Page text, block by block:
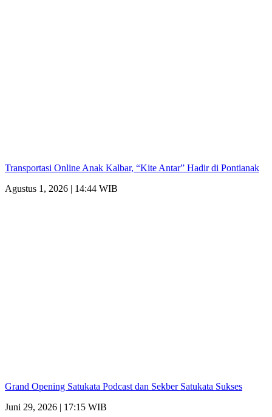
Transportasi Online Anak Kalbar, “Kite Antar” Hadir di Pontianak
Agustus 1, 2026 | 14:44 WIB
Grand Opening Satukata Podcast dan Sekber Satukata Sukses
Juni 29, 2026 | 17:15 WIB